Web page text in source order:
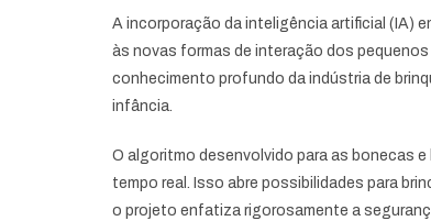
A incorporação da inteligência artificial (IA)
às novas formas de interação dos pequenos
conhecimento profundo da indústria de
infância.
O algoritmo desenvolvido para as bonecas
tempo real. Isso abre possibilidades para
o projeto enfatiza rigorosamente a